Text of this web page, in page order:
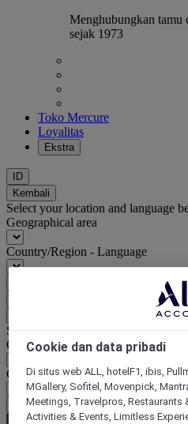
Menghubungkan tamu
sejak 1973
Toko Mercure
Loyalitas
Ekstra
ID
Kembali
Select your location and language
Geographical area
Country/Region - Language
Confirm my location and language
Select your currency below
Geographical area
Currency
Confirm my currency
Cookie dan data pribadi
Di situs web ALL, hotelF1, ibis,
MGallery, Sofitel, Movenpick,
Meetings, Travelpros, Restaurants
Activities & Events, Limitless